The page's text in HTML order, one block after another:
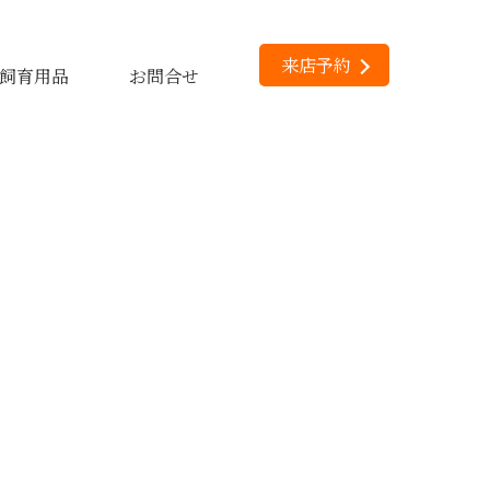
飼育用品 お問合せ 来店予約